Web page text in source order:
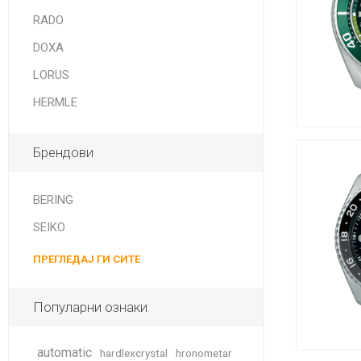
SEIKO
LA
RADO
DOXA
LORUS
HERMLE
Брендови
BERING
SEIKO
ПРЕГЛЕДАЈ ГИ СИТЕ
Популарни ознаки
automatic hardlexcrystal hronometar